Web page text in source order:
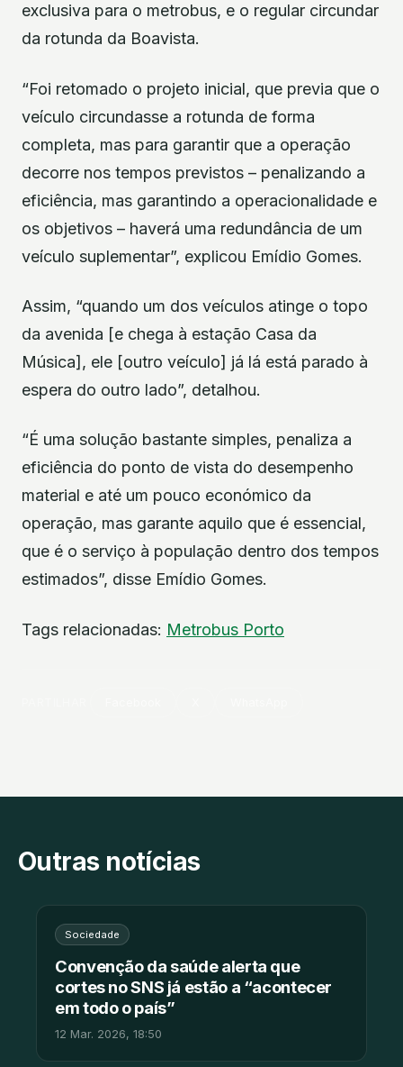
exclusiva para o metrobus, e o regular circundar
da rotunda da Boavista.
“Foi retomado o projeto inicial, que previa que o
veículo circundasse a rotunda de forma
completa, mas para garantir que a operação
decorre nos tempos previstos – penalizando a
eficiência, mas garantindo a operacionalidade e
os objetivos – haverá uma redundância de um
veículo suplementar”, explicou Emídio Gomes.
Assim, “quando um dos veículos atinge o topo
da avenida [e chega à estação Casa da
Música], ele [outro veículo] já lá está parado à
espera do outro lado”, detalhou.
“É uma solução bastante simples, penaliza a
eficiência do ponto de vista do desempenho
material e até um pouco económico da
operação, mas garante aquilo que é essencial,
que é o serviço à população dentro dos tempos
estimados”, disse Emídio Gomes.
Tags relacionadas: Metrobus Porto
Outras notícias
Sociedade
Convenção da saúde alerta que
cortes no SNS já estão a “acontecer
em todo o país”
12 Mar. 2026, 18:50